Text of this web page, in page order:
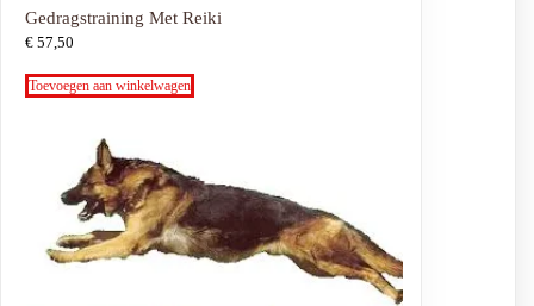
Gedragstraining Met Reiki
€ 57,50
Toevoegen aan winkelwagen